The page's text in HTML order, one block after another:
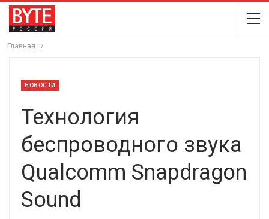
Главная
НОВОСТИ
Технология
беспроводного звука
Qualcomm Snapdragon
Sound